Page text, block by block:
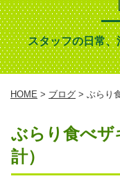
スタッフの日常
HOME > ブログ > ぶらり
ぶらり食べザ
計）